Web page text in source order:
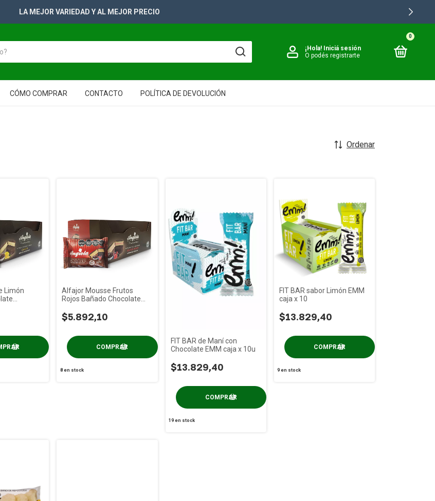
LA MEJOR VARIEDAD Y AL MEJOR PRECIO
¡Hola! Iniciá sesión
O podés registrarte
0
CÓMO COMPRAR CONTACTO POLÍTICA DE DEVOLUCIÓN
Ordenar
Limón
Alfajor Mousse Frutos
Rojos Bañado Chocolate
$5.892,10
8en stock
FIT BAR de Maní con
Chocolate EMM caja x 10u
$13.829,40
19 en stock
FIT BAR sabor Limón EMM
caja x 10
$13.829,40
9 en stock